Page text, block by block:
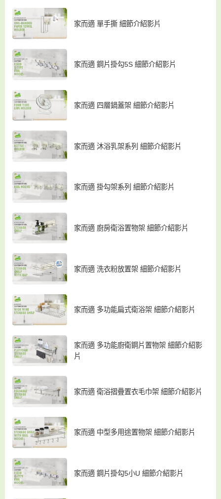
家而適 單手撕 細節介紹影片
家而適 鋼片掛勾5S 細節介紹影片
家而適 四層鍋蓋架 細節介紹影片
家而適 沐浴乳架系列 細節介紹影片
家而適 掛勾架系列 細節介紹影片
家而適 廚房衛浴置物架 細節介紹影片
家而適 洗衣粉放置架 細節介紹影片
家而適 多功能扁式衛浴架 細節介紹影片
家而適 多功能廚衛鋼片置物架 細節介紹影
片
家而適 衛浴摺疊置衣毛巾架 細節介紹影片
家而適 中型多用途置物架 細節介紹影片
家而適 鋼片掛勾5小U 細節介紹影片